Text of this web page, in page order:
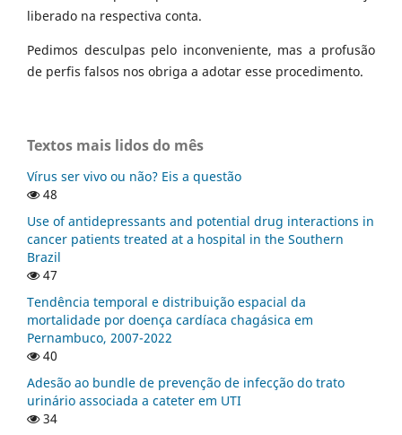
liberado na respectiva conta.
Pedimos desculpas pelo inconveniente, mas a profusão
de perfis falsos nos obriga a adotar esse procedimento.
Textos mais lidos do mês
Vírus ser vivo ou não? Eis a questão
48
Use of antidepressants and potential drug interactions in
cancer patients treated at a hospital in the Southern
Brazil
47
Tendência temporal e distribuição espacial da
mortalidade por doença cardíaca chagásica em
Pernambuco, 2007-2022
40
Adesão ao bundle de prevenção de infecção do trato
urinário associada a cateter em UTI
34